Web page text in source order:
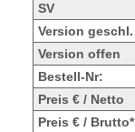
SV
Version geschl.
Version offen
Bestell-Nr:
Preis € / Netto
Preis € / Brutto*